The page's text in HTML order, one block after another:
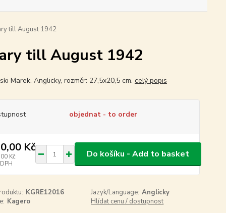
till August 1942
till August 1942
Marek. Anglicky, rozměr: 27,5x20,5 cm. celý popis
objednat - to order
Kč
Kč
Do košíku - Add to basket
KGRE12016 Jazyk/Language: Anglicky
Kagero Hlídat cenu / dostupnost